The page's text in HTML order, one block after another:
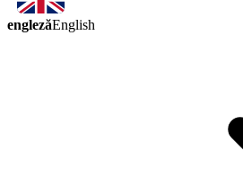
englezăEnglish